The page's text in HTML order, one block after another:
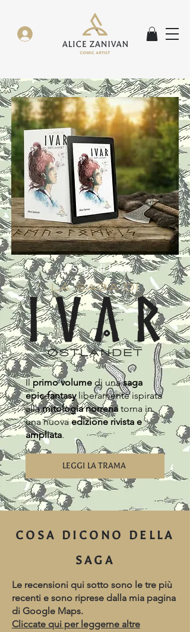
La Saga di IVAR
Il primo volume di unasaga
epic-fantasyliberamente ispirata
allamitologia norrenatorna in
una nuovaedizione rivista e
ampliata.
LEGGI LA TRAMA
COSA DICONO DELLA
SAGA
Le recensioni qui sotto sono le tre più
recenti e sono riprese dalla mia pagina
di Google Maps.
Cliccate qui per leggerne altre